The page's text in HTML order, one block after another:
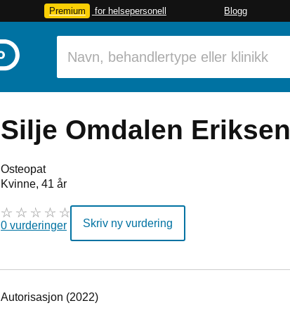
Premium for helsepersonell Blogg
Silje Omdalen Eriksen
Osteopat
Kvinne, 41 år
0 vurderinger Skriv ny vurdering
Autorisasjon (2022)